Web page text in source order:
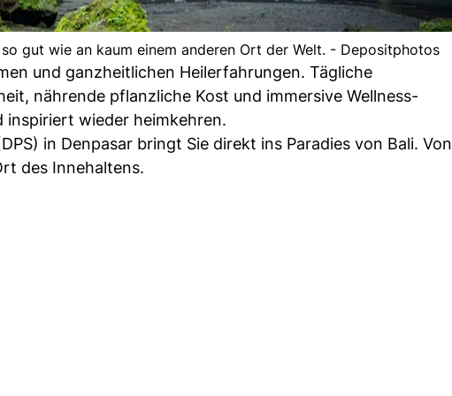
gut wie an kaum einem anderen Ort der Welt. - Depositphotos
und ganzheitlichen Heilerfahrungen. Tägliche
nährende pflanzliche Kost und immersive Wellness-
wieder heimkehren.
in Denpasar bringt Sie direkt ins Paradies von Bali. Von
des Innehaltens.